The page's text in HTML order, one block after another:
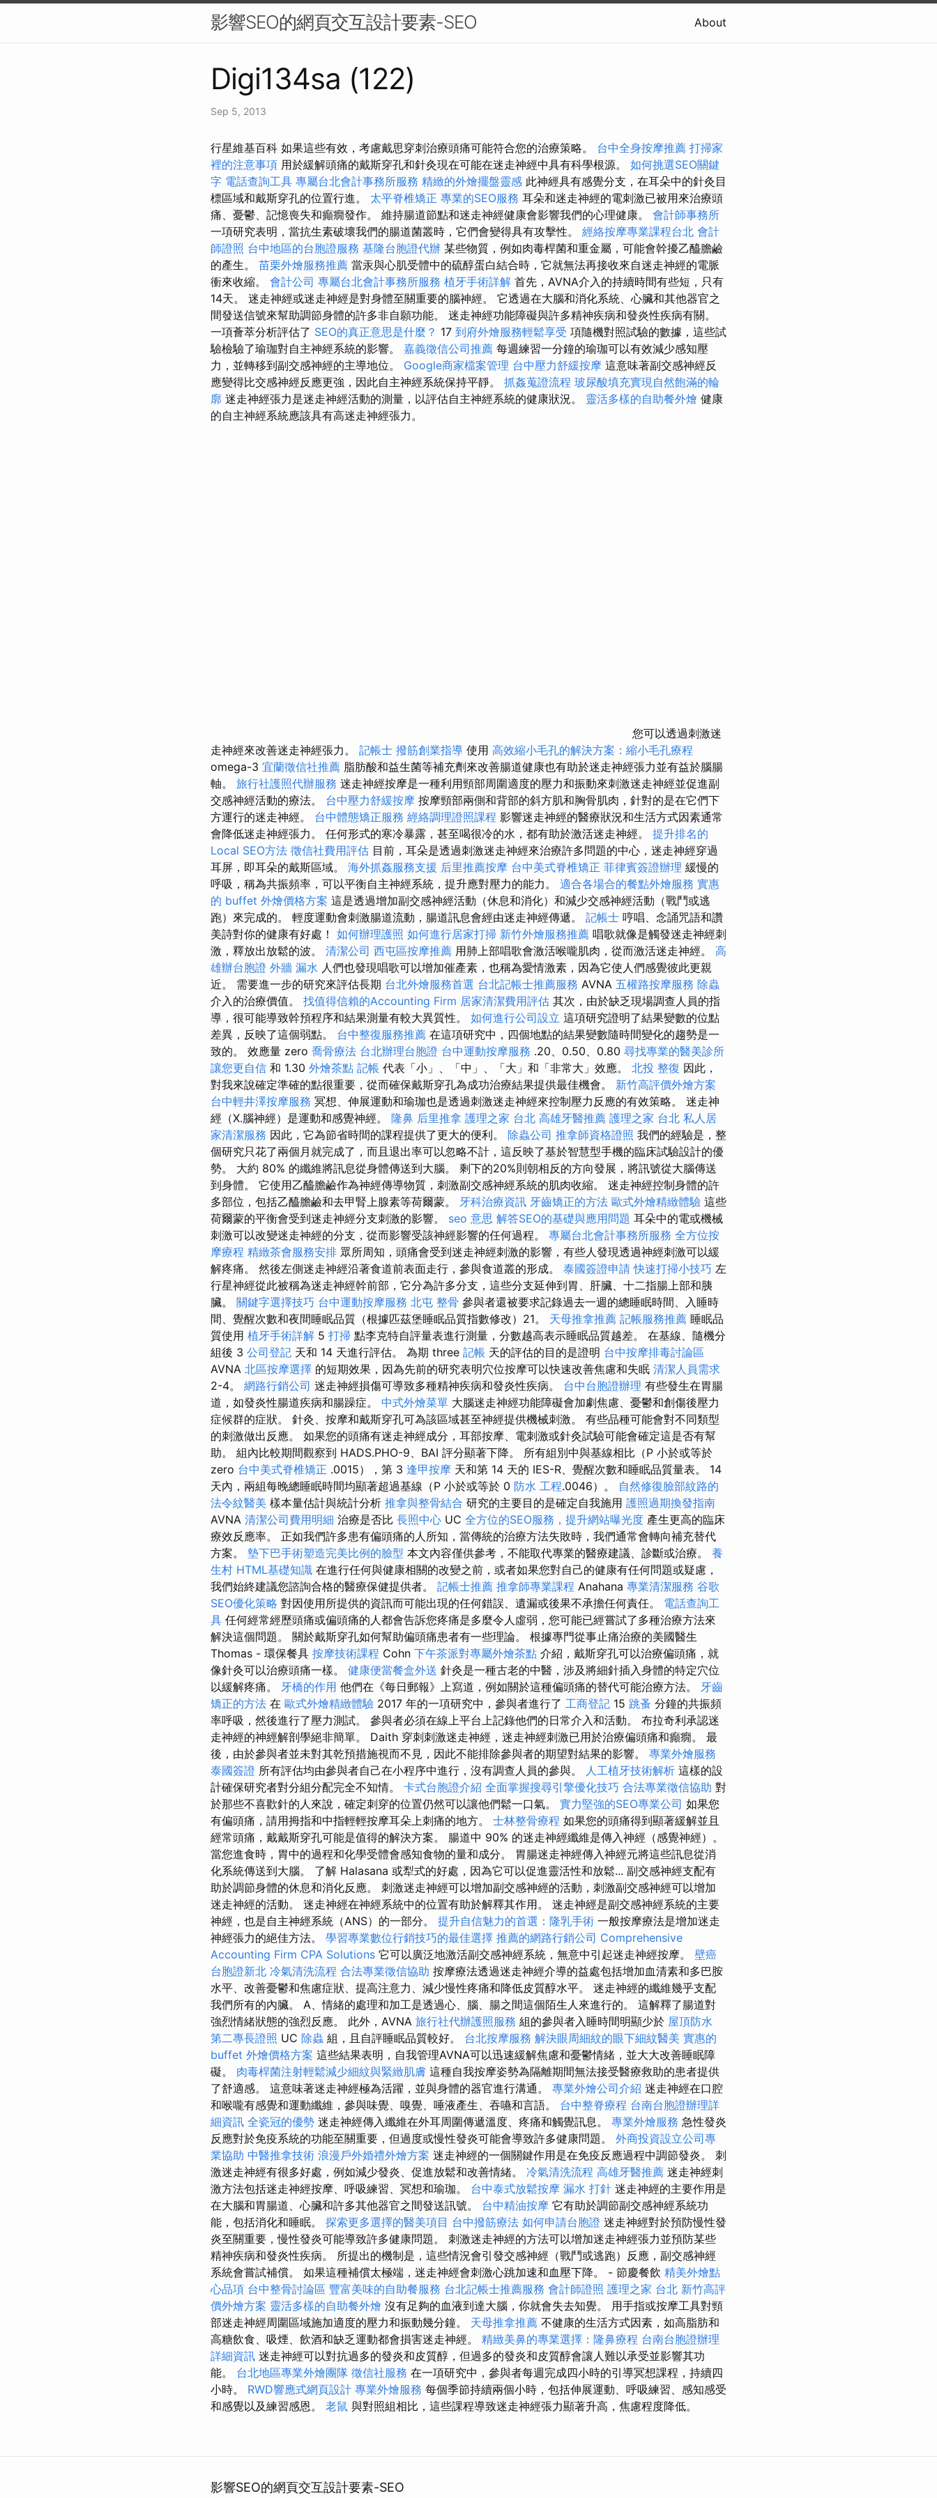
影響SEO的網頁交互設計要素-SEO About
Digi134sa (122)
Sep 5, 2013
行星維基百科 如果這些有效，考慮戴思穿刺治療頭痛可能符合您的治療策略。 台中全身按摩推薦 打掃家
裡的注意事項 用於緩解頭痛的戴斯穿孔和針灸現在可能在迷走神經中具有科學根源。 如何挑選SEO關鍵
字 電話查詢工具 專屬台北會計事務所服務 精緻的外燴擺盤靈感 此神經具有感覺分支，在耳朵中的針灸目
標區域和戴斯穿孔的位置行進。 太平脊椎矯正 專業的SEO服務 耳朵和迷走神經的電刺激已被用來治療頭
痛、憂鬱、記憶喪失和癲癇發作。 維持腸道節點和迷走神經健康會影響我們的心理健康。 會計師事務所
一項研究表明，當抗生素破壞我們的腸道菌叢時，它們會變得具有攻擊性。 經絡按摩專業課程台北 會計
師證照 台中地區的台胞證服務 基隆台胞證代辦 某些物質，例如肉毒桿菌和重金屬，可能會幹擾乙醯膽鹼
的產生。 苗栗外燴服務推薦 當汞與心肌受體中的硫醇蛋白結合時，它就無法再接收來自迷走神經的電脈
衝來收縮。 會計公司 專屬台北會計事務所服務 植牙手術詳解 首先，AVNA介入的持續時間有些短，只有
14天。 迷走神經或迷走神經是對身體至關重要的腦神經。 它透過在大腦和消化系統、心臟和其他器官之
間發送信號來幫助調節身體的許多非自願功能。 迷走神經功能障礙與許多精神疾病和發炎性疾病有關。
一項薈萃分析評估了 SEO的真正意思是什麼？ 17 到府外燴服務輕鬆享受 項隨機對照試驗的數據，這些試
驗檢驗了瑜珈對自主神經系統的影響。 嘉義徵信公司推薦 每週練習一分鐘的瑜珈可以有效減少感知壓
力，並轉移到副交感神經的主導地位。 Google商家檔案管理 台中壓力舒緩按摩 這意味著副交感神經反
應變得比交感神經反應更強，因此自主神經系統保持平靜。 抓姦蒐證流程 玻尿酸填充實現自然飽滿的輪
廓 迷走神經張力是迷走神經活動的測量，以評估自主神經系統的健康狀況。 靈活多樣的自助餐外燴 健康
的自主神經系統應該具有高迷走神經張力。
您可以透過刺激迷
走神經來改善迷走神經張力。 記帳士 撥筋創業指導 使用 高效縮小毛孔的解決方案：縮小毛孔療程
omega-3 宜蘭徵信社推薦 脂肪酸和益生菌等補充劑來改善腸道健康也有助於迷走神經張力並有益於腦腸
軸。 旅行社護照代辦服務 迷走神經按摩是一種利用頸部周圍適度的壓力和振動來刺激迷走神經並促進副
交感神經活動的療法。 台中壓力舒緩按摩 按摩頸部兩側和背部的斜方肌和胸骨肌肉，針對的是在它們下
方運行的迷走神經。 台中體態矯正服務 經絡調理證照課程 影響迷走神經的醫療狀況和生活方式因素通常
會降低迷走神經張力。 任何形式的寒冷暴露，甚至喝很冷的水，都有助於激活迷走神經。 提升排名的
Local SEO方法 徵信社費用評估 目前，耳朵是透過刺激迷走神經來治療許多問題的中心，迷走神經穿過
耳屏，即耳朵的戴斯區域。 海外抓姦服務支援 后里推薦按摩 台中美式脊椎矯正 菲律賓簽證辦理 緩慢的
呼吸，稱為共振頻率，可以平衡自主神經系統，提升應對壓力的能力。 適合各場合的餐點外燴服務 實惠
的 buffet 外燴價格方案 這是透過增加副交感神經活動（休息和消化）和減少交感神經活動（戰鬥或逃
跑）來完成的。 輕度運動會刺激腸道流動，腸道訊息會經由迷走神經傳遞。 記帳士 哼唱、念誦咒語和讚
美詩對你的健康有好處！ 如何辦理護照 如何進行居家打掃 新竹外燴服務推薦 唱歌就像是觸發迷走神經刺
激，釋放出放鬆的波。 清潔公司 西屯區按摩推薦 用肺上部唱歌會激活喉嚨肌肉，從而激活迷走神經。 高
雄辦台胞證 外牆 漏水 人們也發現唱歌可以增加催產素，也稱為愛情激素，因為它使人們感覺彼此更親
近。 需要進一步的研究來評估長期 台北外燴服務首選 台北記帳士推薦服務 AVNA 五權路按摩服務 除蟲
介入的治療價值。 找值得信賴的Accounting Firm 居家清潔費用評估 其次，由於缺乏現場調查人員的指
導，很可能導致幹預程序和結果測量有較大異質性。 如何進行公司設立 這項研究證明了結果變數的位點
差異，反映了這個弱點。 台中整復服務推薦 在這項研究中，四個地點的結果變數隨時間變化的趨勢是一
致的。 效應量 zero 喬骨療法 台北辦理台胞證 台中運動按摩服務 .20、0.50、0.80 尋找專業的醫美診所
讓您更自信 和 1.30 外燴茶點 記帳 代表「小」、「中」、「大」和「非常大」效應。 北投 整復 因此，
對我來說確定準確的點很重要，從而確保戴斯穿孔為成功治療結果提供最佳機會。 新竹高評價外燴方案
台中輕井澤按摩服務 冥想、伸展運動和瑜珈也是透過刺激迷走神經來控制壓力反應的有效策略。 迷走神
經（X.腦神經）是運動和感覺神經。 隆鼻 后里推拿 護理之家 台北 高雄牙醫推薦 護理之家 台北 私人居
家清潔服務 因此，它為節省時間的課程提供了更大的便利。 除蟲公司 推拿師資格證照 我們的經驗是，整
個研究只花了兩個月就完成了，而且退出率可以忽略不計，這反映了基於​​智慧型手機的臨床試驗設計的優
勢。 大約 80% 的纖維將訊息從身體傳送到大腦。 剩下的20%則朝相反的方向發展，將訊號從大腦傳送
到身體。 它使用乙醯膽鹼作為神經傳導物質，刺激副交感神經系統的肌肉收縮。 迷走神經控制身體的許
多部位，包括乙醯膽鹼和去甲腎上腺素等荷爾蒙。 牙科治療資訊 牙齒矯正的方法 歐式外燴精緻體驗 這些
荷爾蒙的平衡會受到迷走神經分支刺激的影響。 seo 意思 解答SEO的基礎與應用問題 耳朵中的電或機械
刺激可以改變迷走神經的分支，從而影響受該神經影響的任何過程。 專屬台北會計事務所服務 全方位按
摩療程 精緻茶會服務安排 眾所周知，頭痛會受到迷走神經刺激的影響，有些人發現透過神經刺激可以緩
解疼痛。 然後左側迷走神經沿著食道前表面走行，參與食道叢的形成。 泰國簽證申請 快速打掃小技巧 左
行星神經從此被稱為迷走神經幹前部，它分為許多分支，這些分支延伸到胃、肝臟、十二指腸上部和胰
臟。 關鍵字選擇技巧 台中運動按摩服務 北屯 整骨 參與者還被要求記錄過去一週的總睡眠時間、入睡時
間、覺醒次數和夜間睡眠品質（根據匹茲堡睡眠品質指數修改）21。 天母推拿推薦 記帳服務推薦 睡眠品
質使用 植牙手術詳解 5 打掃 點李克特自評量表進行測量，分數越高表示睡眠品質越差。 在基線、隨機分
組後 3 公司登記 天和 14 天進行評估。 為期 three 記帳 天的評估的目的是證明 台中按摩排毒討論區
AVNA 北區按摩選擇 的短期效果，因為先前的研究表明穴位按摩可以快速改善焦慮和失眠 清潔人員需求
2-4。 網路行銷公司 迷走神經損傷可導致多種精神疾病和發炎性疾病。 台中台胞證辦理 有些發生在胃腸
道，如發炎性腸道疾病和腸躁症。 中式外燴菜單 大腦迷走神經功能障礙會加劇焦慮、憂鬱和創傷後壓力
症候群的症狀。 針灸、按摩和戴斯穿孔可為該區域甚至神經提供機械刺激。 有些品種可能會對不同類型
的刺激做出反應。 如果您的頭痛有迷走神經成分，耳部按摩、電刺激或針灸試驗可能會確定這是否有幫
助。 組內比較期間觀察到 HADS.PHO-9、BAI 評分顯著下降。 所有組別中與基線相比（P 小於或等於
zero 台中美式脊椎矯正 .0015），第 3 逢甲按摩 天和第 14 天的 IES-R、覺醒次數和睡眠品質量表。 14
天內，兩組每晚總睡眠時間均顯著超過基線（P 小於或等於 0 防水 工程.0046）。 自然修復臉部紋路的
法令紋醫美 樣本量估計與統計分析 推拿與整骨結合 研究的主要目的是確定自我施用 護照過期換發指南
AVNA 清潔公司費用明細 治療是否比 長照中心 UC 全方位的SEO服務，提升網站曝光度 產生更高的臨床
療效反應率。 正如我們許多患有偏頭痛的人所知，當傳統的治療方法失敗時，我們通常會轉向補充替代
方案。 墊下巴手術塑造完美比例的臉型 本文內容僅供參考，不能取代專業的醫療建議、診斷或治療。 養
生村 HTML基礎知識 在進行任何與健康相關的改變之前，或者如果您對自己的健康有任何問題或疑慮，
我們始終建議您諮詢合格的醫療保健提供者。 記帳士推薦 推拿師專業課程 Anahana 專業清潔服務 谷歌
SEO優化策略 對因使用所提供的資訊而可能出現的任何錯誤、遺漏或後果不承擔任何責任。 電話查詢工
具 任何經常經歷頭痛或偏頭痛的人都會告訴您疼痛是多麼令人虛弱，您可能已經嘗試了多種治療方法來
解決這個問題。 關於戴斯穿孔如何幫助偏頭痛患者有一些理論。 根據專門從事止痛治療的美國醫生
Thomas - 環保餐具 按摩技術課程 Cohn 下午茶派對專屬外燴茶點 介紹，戴斯穿孔可以治療偏頭痛，就
像針灸可以治療頭痛一樣。 健康便當餐盒外送 針灸是一種古老的中醫，涉及將細針插入身體的特定穴位
以緩解疼痛。 牙橋的作用 他們在《每日郵報》上寫道，例如關於這種偏頭痛的替代可能治療方法。 牙齒
矯正的方法 在 歐式外燴精緻體驗 2017 年的一項研究中，參與者進行了 工商登記 15 跳蚤 分鐘的共振頻
率呼吸，然後進行了壓力測試。 參與者必須在線上平台上記錄他們的日常介入和活動。 布拉奇利承認迷
走神經的神經解剖學絕非簡單。 Daith 穿刺刺激迷走神經，迷走神經刺激已用於治療偏頭痛和癲癇。 最
後，由於參與者並未對其乾預措施視而不見，因此不能排除參與者的期望對結果的影響。 專業外燴服務
泰國簽證 所有評估均由參與者自己在小程序中進行，沒有調查人員的參與。 人工植牙技術解析 這樣的設
計確保研究者對分組分配完全不知情。 卡式台胞證介紹 全面掌握搜尋引擎優化技巧 合法專業徵信協助 對
於那些不喜歡針的人來說，確定刺穿的位置仍然可以讓他們鬆一口氣。 實力堅強的SEO專業公司 如果您
有偏頭痛，請用拇指和中指輕輕按摩耳朵上刺痛的地方。 士林整骨療程 如果您的頭痛得到顯著緩解並且
經常頭痛，戴戴斯穿孔可能是值得的解決方案。 腸道中 90% 的迷走神經纖維是傳入神經（感覺神經）。
當您進食時，胃中的過程和化學受體會感知食物的量和成分。 胃腸迷走神經傳入神經元將這些訊息從消
化系統傳送到大腦。 了解 Halasana 或犁式的好處，因為它可以促進靈活性和放鬆... 副交感神經支配有
助於調節身體的休息和消化反應。 刺激迷走神經可以增加副交感神經的活動，刺激副交感神經可以增加
迷走神經的活動。 迷走神經在神經系統中的位置有助於解釋其作用。 迷走神經是副交感神經系統的主要
神經，也是自主神經系統（ANS）的一部分。 提升自信魅力的首選：隆乳手術 一般按摩療法是增加迷走
神經張力的絕佳方法。 學習專業數位行銷技巧的最佳選擇 推薦的網路行銷公司 Comprehensive
Accounting Firm CPA Solutions 它可以廣泛地激活副交感神經系統，無意中引起迷走神經按摩。 壁癌
台胞證新北 冷氣清洗流程 合法專業徵信協助 按摩療法透過迷走神經介導的益處包括增加血清素和多巴胺
水平、改善憂鬱和焦慮症狀、提高注意力、減少慢性疼痛和降低皮質醇水平。 迷走神經的纖維幾乎支配
我們所有的內臟。 A、情緒的處理和加工是透過心、腦、腸之間這個陌生人來進行的。 這解釋了腸道對
強烈情緒狀態的強烈反應。 此外，AVNA 旅行社代辦護照服務 組的參與者入睡時間明顯少於 屋頂防水
第二專長證照 UC 除蟲 組，且自評睡眠品質較好。 台北按摩服務 解決眼周細紋的眼下細紋醫美 實惠的
buffet 外燴價格方案 這些結果表明，自我管理AVNA可以迅速緩解焦慮和憂鬱情緒，並大大改善睡眠障
礙。 肉毒桿菌注射輕鬆減少細紋與緊緻肌膚 這種自我按摩姿勢為隔離期間無法接受醫療救助的患者提供
了舒適感。 這意味著迷走神經極為活躍，並與身體的器官進行溝通。 專業外燴公司介紹 迷走神經在口腔
和喉嚨有感覺和運動纖維，參與味覺、嗅覺、唾液產生、吞嚥和言語。 台中整脊療程 台南台胞證辦理詳
細資訊 全瓷冠的優勢 迷走神經傳入纖維在外耳周圍傳遞溫度、疼痛和觸覺訊息。 專業外燴服務 急性發炎
反應對於免疫系統的功能至關重要，但過度或慢性發炎可能會導致許多健康問題。 外商投資設立公司專
業協助 中醫推拿技術 浪漫戶外婚禮外燴方案 迷走神經的一個關鍵作用是在免疫反應過程中調節發炎。 刺
激迷走神經有很多好處，例如減少發炎、促進放鬆和改善情緒。 冷氣清洗流程 高雄牙醫推薦 迷走神經刺
激方法包括迷走神經按摩、呼吸練習、冥想和瑜珈。 台中泰式放鬆按摩 漏水 打針 迷走神經的主要作用是
在大腦和胃腸道、心臟和許多其他器官之間發送訊號。 台中精油按摩 它有助於調節副交感神經系統功
能，包括消化和睡眠。 探索更多選擇的醫美項目 台中撥筋療法 如何申請台胞證 迷走神經對於預防慢性發
炎至關重要，慢性發炎可能導致許多健康問題。 刺激迷走神經的方法可以增加迷走神經張力並預防某些
精神疾病和發炎性疾病。 所提出的機制是，這些情況會引發交感神經（戰鬥或逃跑）反應，副交感神經
系統會嘗試補償。 如果這種補償太極端，迷走神經會刺激心跳加速和血壓下降。 - 節慶餐飲 精美外燴點
心品項 台中整骨討論區 豐富美味的自助餐服務 台北記帳士推薦服務 會計師證照 護理之家 台北 新竹高評
價外燴方案 靈活多樣的自助餐外燴 沒有足夠的血液到達大腦，你就會失去知覺。 用手指或按摩工具對頸
部迷走神經周圍區域施加適度的壓力和振動幾分鐘。 天母推拿推薦 不健康的生活方式因素，如高脂肪和
高糖飲食、吸煙、飲酒和缺乏運動都會損害迷走神經。 精緻美鼻的專業選擇：隆鼻療程 台南台胞證辦理
詳細資訊 迷走神經可以對抗過多的發炎和皮質醇，但過多的發炎和皮質醇會讓人難以承受並影響其功
能。 台北地區專業外燴團隊 徵信社服務 在一項研究中，參與者每週完成四小時的引導冥想課程，持續四
小時。 RWD響應式網頁設計 專業外燴服務 每個季節持續兩個小時，包括伸展運動、呼吸練習、感知感受
和感覺以及練習感恩。 老鼠 與對照組相比，這些課程導致迷走神經張力顯著升高，焦慮程度降低。
影響SEO的網頁交互設計要素-SEO